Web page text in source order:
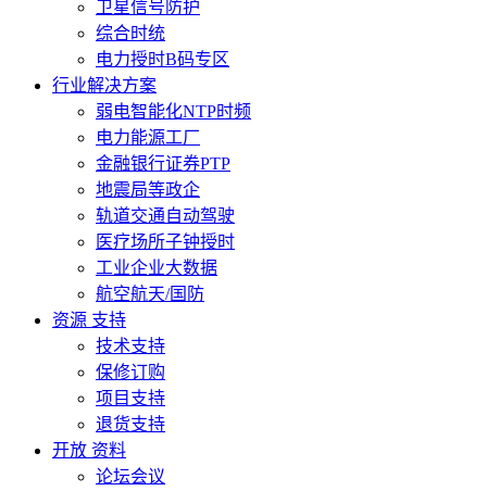
卫星信号防护
综合时统
电力授时B码专区
行业解决方案
弱电智能化NTP时频
电力能源工厂
金融银行证券PTP
地震局等政企
轨道交通自动驾驶
医疗场所子钟授时
工业企业大数据
航空航天/国防
资源 支持
技术支持
保修订购
项目支持
退货支持
开放 资料
论坛会议